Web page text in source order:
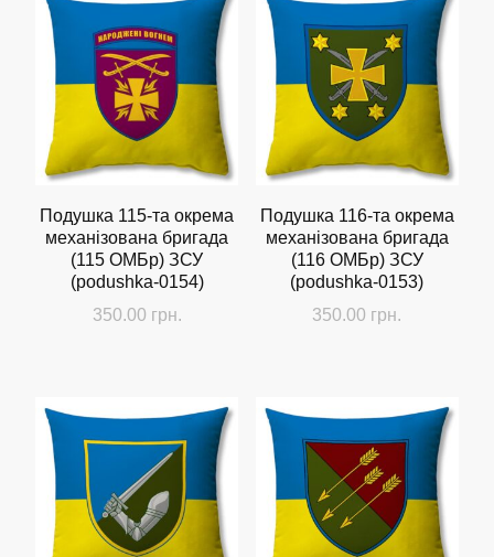
Подушка 115-та окрема
механізована бригада
(115 ОМБр) ЗСУ
(podushka-0154)
350.00 грн.
Подушка 116-та окрема
механізована бригада
(116 ОМБр) ЗСУ
(podushka-0153)
350.00 грн.